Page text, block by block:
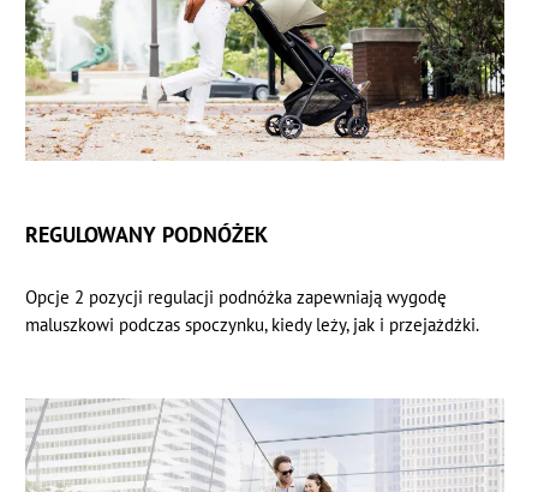
REGULOWANY PODNÓŻEK
Opcje 2 pozycji regulacji podnóżka zapewniają wygodę
maluszkowi podczas spoczynku, kiedy leży, jak i przejażdżki.